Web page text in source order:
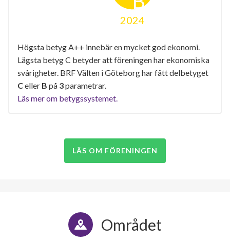
2024
Högsta betyg A++ innebär en mycket god ekonomi.
Lägsta betyg C betyder att föreningen har ekonomiska
svårigheter. BRF Välten i Göteborg har fått delbetyget
Celler B på 3parametrar.
Läs mer om betygssystemet.
LÄS OM FÖRENINGEN
Området